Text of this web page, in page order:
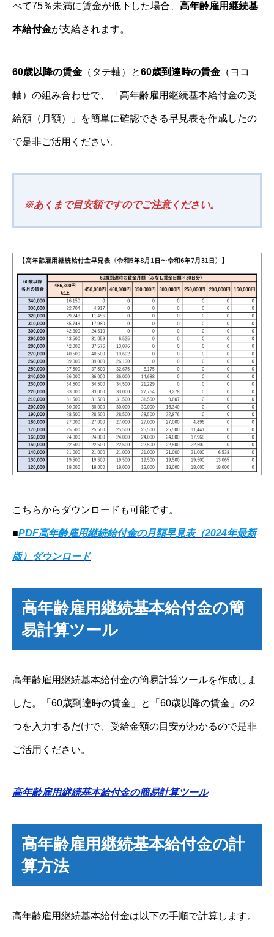
べて75％未満に賃金が低下した場合、 高年齢雇用継続基
本給付金が支給されます。
60歳以降の賃金 （タテ軸）と60歳到達時の賃金 （ヨコ
軸）の組み合わせで、「高年齢雇用継続基本給付金の受
給額（月額）」を簡単に確認できる早見表を作成したの
で是非ご活用ください。
※あくまで目安額ですのでご注意ください。
こちらからダウンロードも可能です。
■PDF高年齢雇用継続給付金の月額早見表（2024年最新
版）ダウンロード
高年齢雇用継続基本給付金の簡
易計算ツール
高年齢雇用継続基本給付金の簡易計算ツールを作成しま
した。「60歳到達時の賃金」と「60歳以降の賃金」の2
つを入力するだけで、受給金額の目安がわかるので是非
ご活用ください。
高年齢雇用継続基本給付金の簡易計算ツール
高年齢雇用継続基本給付金の計
算方法
高年齢雇用継続基本給付金は以下の手順で計算します。